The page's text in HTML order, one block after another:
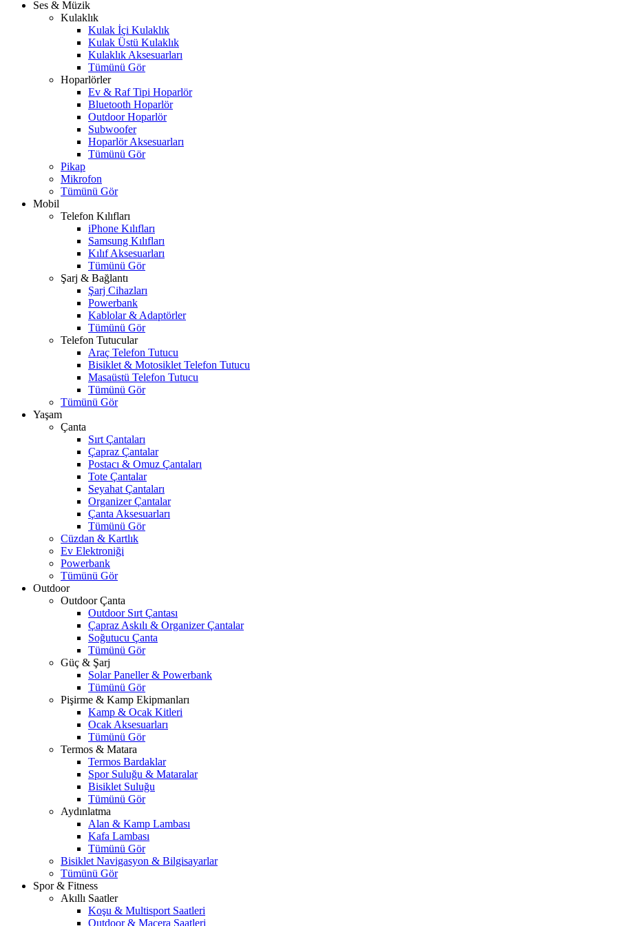
Ses & Müzik
Kulaklık
Kulak İçi Kulaklık
Kulak Üstü Kulaklık
Kulaklık Aksesuarları
Tümünü Gör
Hoparlörler
Ev & Raf Tipi Hoparlör
Bluetooth Hoparlör
Outdoor Hoparlör
Subwoofer
Hoparlör Aksesuarları
Tümünü Gör
Pikap
Mikrofon
Tümünü Gör
Mobil
Telefon Kılıfları
iPhone Kılıfları
Samsung Kılıfları
Kılıf Aksesuarları
Tümünü Gör
Şarj & Bağlantı
Şarj Cihazları
Powerbank
Kablolar & Adaptörler
Tümünü Gör
Telefon Tutucular
Araç Telefon Tutucu
Bisiklet & Motosiklet Telefon Tutucu
Masaüstü Telefon Tutucu
Tümünü Gör
Tümünü Gör
Yaşam
Çanta
Sırt Çantaları
Çapraz Çantalar
Postacı & Omuz Çantaları
Tote Çantalar
Seyahat Çantaları
Organizer Çantalar
Çanta Aksesuarları
Tümünü Gör
Cüzdan & Kartlık
Ev Elektroniği
Powerbank
Tümünü Gör
Outdoor
Outdoor Çanta
Outdoor Sırt Çantası
Çapraz Askılı & Organizer Çantalar
Soğutucu Çanta
Tümünü Gör
Güç & Şarj
Solar Paneller & Powerbank
Tümünü Gör
Pişirme & Kamp Ekipmanları
Kamp & Ocak Kitleri
Ocak Aksesuarları
Tümünü Gör
Termos & Matara
Termos Bardaklar
Spor Suluğu & Mataralar
Bisiklet Suluğu
Tümünü Gör
Aydınlatma
Alan & Kamp Lambası
Kafa Lambası
Tümünü Gör
Bisiklet Navigasyon & Bilgisayarlar
Tümünü Gör
Spor & Fitness
Akıllı Saatler
Koşu & Multisport Saatleri
Outdoor & Macera Saatleri